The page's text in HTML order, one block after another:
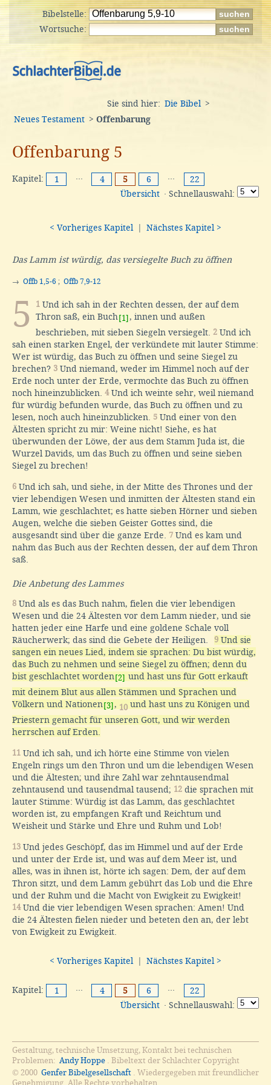
Bibelstelle:
Wortsuche:
Sie sind hier: Die Bibel
>
Neues Testament > Offenbarung
Offenbarung 5
Kapitel: 1 ··· 4 5 6 ···
22
Übersicht · Schnellauswahl:
< Vorheriges Kapitel Nächstes Kapitel >
Das Lamm ist würdig, das versiegelte Buch zu öffnen
→ Offb 1,5-6 ; Offb 7,9-12
5 1 Und ich sah in der Rechten dessen, der auf dem
Thron saß, ein Buch [1] , innen und außen
beschrieben, mit sieben Siegeln versiegelt. 2 Und ich
sah einen starken Engel, der verkündete mit lauter Stimme:
Wer ist würdig, das Buch zu öffnen und seine Siegel zu
brechen? 3 Und niemand, weder im Himmel noch auf der
Erde noch unter der Erde, vermochte das Buch zu öffnen
noch hineinzublicken. 4Und ich weinte sehr, weil niemand
für würdig befunden wurde, das Buch zu öffnen und zu
lesen, noch auch hineinzublicken. 5 Und einer von den
Ältesten spricht zu mir: Weine nicht! Siehe, es hat
überwunden der Löwe, der aus dem Stamm Juda ist, die
Wurzel Davids, um das Buch zu öffnen und seine sieben
Siegel zu brechen!
6 Und ich sah, und siehe, in der Mitte des Thrones und der
vier lebendigen Wesen und inmitten der Ältesten stand ein
Lamm, wie geschlachtet; es hatte sieben Hörner und sieben
Augen, welche die sieben Geister Gottes sind, die
ausgesandt sind über die ganze Erde. 7 Und es kam und
nahm das Buch aus der Rechten dessen, der auf dem Thron
saß.
Die Anbetung des Lammes
8 Und als es das Buch nahm, fielen die vier lebendigen
Wesen und die 24 Ältesten vor dem Lamm nieder, und sie
hatten jeder eine Harfe und eine goldene Schale voll
Räucherwerk; das sind die Gebete der Heiligen.
9 Und sie
sangen ein neues Lied, indem sie sprachen: Du bist würdig,
das Buch zu nehmen und seine Siegel zu öffnen; denn du
bist geschlachtet worden [2] und hast uns für Gott erkauft
mit deinem Blut aus allen Stämmen und Sprachen und
Völkern und Nationen [3] , 10 und hast uns zu Königen und
Priestern gemacht für unseren Gott, und wir werden
herrschen auf Erden.
11 Und ich sah, und ich hörte eine Stimme von vielen
Engeln rings um den Thron und um die lebendigen Wesen
und die Ältesten; und ihre Zahl war zehntausendmal
zehntausend und tausendmal tausend; 12 die sprachen mit
lauter Stimme: Würdig ist das Lamm, das geschlachtet
worden ist, zu empfangen Kraft und Reichtum und
Weisheit und Stärke und Ehre und Ruhm und Lob!
13 Und jedes Geschöpf, das im Himmel und auf der Erde
und unter der Erde ist, und was auf dem Meer ist, und
alles, was in ihnen ist, hörte ich sagen: Dem, der auf dem
Thron sitzt, und dem Lamm gebührt das Lob und die Ehre
und der Ruhm und die Macht von Ewigkeit zu Ewigkeit!
14Und die vier lebendigen Wesen sprachen: Amen! Und
die 24 Ältesten fielen nieder und beteten den an, der lebt
von Ewigkeit zu Ewigkeit.
< Vorheriges Kapitel Nächstes Kapitel >
Kapitel: 1 ··· 4 5 6 ···
22
Übersicht · Schnellauswahl:
Gestaltung, technische Umsetzung, Kontakt bei technischen
Problemen: Andy Hoppe . Bibeltext der Schlachter Copyright
© 2000 Genfer Bibelgesellschaft . Wiedergegeben mit freundlicher
Genehmigung. Alle Rechte vorbehalten.